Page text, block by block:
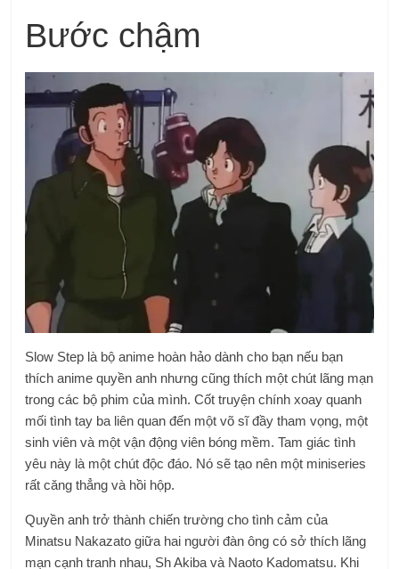
Bước chậm
Slow Step là bộ anime hoàn hảo dành cho bạn nếu bạn
thích anime quyền anh nhưng cũng thích một chút lãng mạn
trong các bộ phim của mình. Cốt truyện chính xoay quanh
mối tình tay ba liên quan đến một võ sĩ đầy tham vọng, một
sinh viên và một vận động viên bóng mềm. Tam giác tình
yêu này là một chút độc đáo. Nó sẽ tạo nên một miniseries
rất căng thẳng và hồi hộp.
Quyền anh trở thành chiến trường cho tình cảm của
Minatsu Nakazato giữa hai người đàn ông có sở thích lãng
mạn cạnh tranh nhau, Sh Akiba và Naoto Kadomatsu. Khi